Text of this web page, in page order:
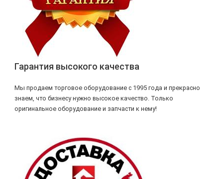
Гарантия высокого качества
Мы продаем торговое оборудование с 1995 года и прекрасно
знаем, что бизнесу нужно высокое качество. Только
оригинальное оборудование и запчасти к нему!